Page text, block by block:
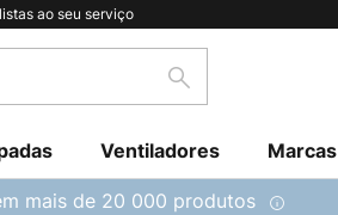
ao seu serviço
Pesquisar
Ventiladores Marcas
mais de 20 000 produtos